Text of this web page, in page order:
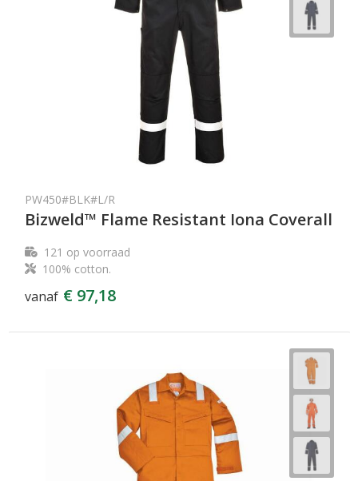
PW450#BLK#L/R
Bizweld™ Flame Resistant Iona Coverall
121 op voorraad
100% cotton.
vanaf € 97,18